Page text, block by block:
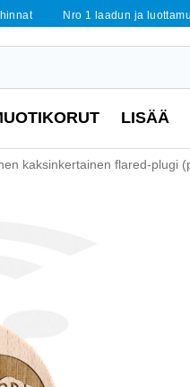
Nro 1 laadun ja
LISÄÄ
kaksinkertainen flared-plugi